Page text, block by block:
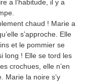
a l’habitude, il y a
chaud ! Marie a
s’approche. Elle
et le pommier se
long ! Elle se tord les
crochues, elle n’en
Marie la noire s’y